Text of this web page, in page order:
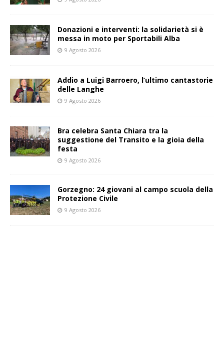
Donazioni e interventi: la solidarietà si è
messa in moto per Sportabili Alba
9 Agosto 2026
Addio a Luigi Barroero, l’ultimo cantastorie
delle Langhe
9 Agosto 2026
Bra celebra Santa Chiara tra la
suggestione del Transito e la gioia della
festa
9 Agosto 2026
Gorzegno: 24 giovani al campo scuola della
Protezione Civile
9 Agosto 2026